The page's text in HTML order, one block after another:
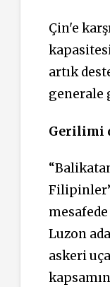
Çin'e
artık
generale
Gerilimi
Luzon
askeri